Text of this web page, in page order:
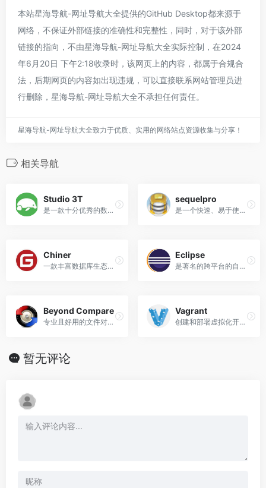
本站星海导航-网址导航大全提供的GitHub Desktop都来源于
网络，不保证外部链接的准确性和完整性，同时，对于该外部
链接的指向，不由星海导航-网址导航大全实际控制，在2024
年6月20日 下午2:18收录时，该网页上的内容，都属于合规合
法，后期网页的内容如出现违规，可以直接联系网站管理员进
行删除，星海导航-网址导航大全不承担任何责任。
星海导航-网址导航大全致力于优质、实用的网络站点资源收集与分享！
相关导航
Studio 3T
是一款十分优秀的数据库管理...
sequelpro
是一个快速、易于使用的Mac数...
Chiner
一款丰富数据库生态，独立于...
Eclipse
是著名的跨平台的自由集成开...
Beyond Compare
专业且好用的文件对比软件
Vagrant
创建和部署虚拟化开发环境
暂无评论